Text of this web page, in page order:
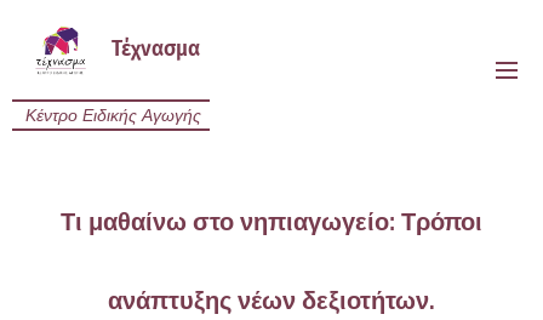
Τέχνασμα
Κέντρο Ειδικής Αγωγής
Τι μαθαίνω στο νηπιαγωγείο: Τρόποι
ανάπτυξης νέων δεξιοτήτων.